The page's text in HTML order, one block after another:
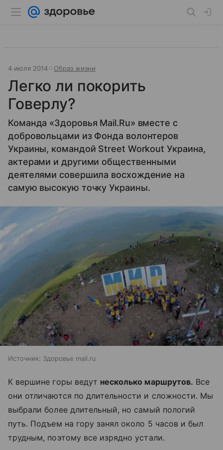
4 июля 2014 Образ жизни
Легко ли покорить
Говерлу?
Команда «Здоровья Mail.Ru» вместе с
добровольцами из Фонда волонтеров
Украины, командой Street Workout Украина,
актерами и другими общественными
деятелями совершила восхождение на
самую высокую точку Украины.
Источник: Здоровье mail.ru
К вершине горы ведут несколько маршрутов. Все
они отличаются по длительности и сложности. Мы
выбрали более длительный, но самый пологий
путь. Подъем на гору занял около 5 часов и был
трудным, поэтому все изрядно устали.